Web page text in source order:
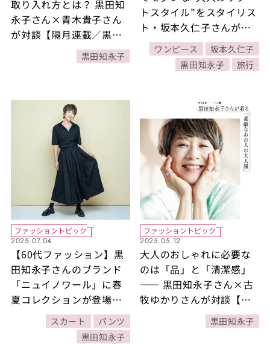
取り入れ方とは？ 黒田知
永子さん×青木貴子さん
が対談【隔月連載／黒⽥
知永⼦さんが着る「素敵
なあの⼈の⼤⼈服」】
黒田知永子
トスタイル”をスタイリス
ト・坂本久仁子さんが披
露！」ほか6/29～7/5公開
記事の人気ランキングを
ご紹介！【今週の新着記
ワンピース
坂本久仁子
黒田知永子
旅行
ファッショントピック
2025.07.04
【60代ファッション】黒
田知永子さんのブランド
「ニュイノワール」に春
夏コレクションが登場！
こだわりの光る上質アイ
テム5選
スカート
パンツ
黒田知永子
ファッショントピック
2025.05.12
大人のおしゃれに必要な
のは「品」と「清潔感」
―― 黒田知永子さん×古
牧ゆかりさんが対談【隔
月連載／黒⽥知永⼦さん
が着る「素敵なあの⼈の
黒田知永子